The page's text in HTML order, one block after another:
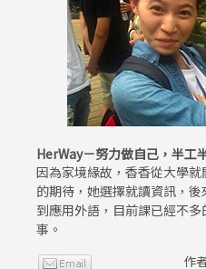
HerWay－努力做自己，半工
因為家境緣故，香香從大學
的期待，她選擇就讀資訊，
到應用外語，目前課已經不
事。
作